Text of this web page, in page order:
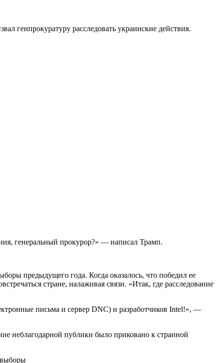
генпрокуратуру расследовать украинские действия.
генеральный прокурор?» — написал Трамп.
предыдущего года. Когда оказалось, что победил ее
стране, налаживая связи. «Итак, где расследование
письма и сервер DNC) и разработчиков Intel!», —
неблагодарной публики было приковано к странной